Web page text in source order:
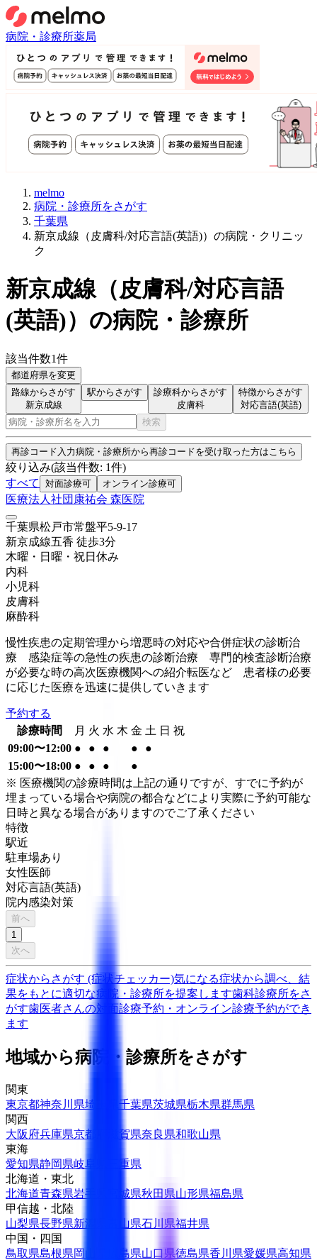
病院・診療所薬局
melmo
病院・診療所をさがす
千葉県
新京成線（皮膚科/対応言語(英語)）の病院・クリニッ
ク
新京成線（皮膚科/対応言語
(英語)） の病院・診療所
該当件数1件
都道府県を変更
路線からさがす
新京成線
駅からさがす
診療科からさがす
皮膚科
特徴からさがす
対応言語(英語)
検索
再診コード入力病院・診療所から再診コードを受け取った方はこちら
絞り込み(該当件数: 1件)
すべて
対面診療可 オンライン診療可
医療法人社団康祐会 森医院
千葉県松戸市常盤平5-9-17
新京成線五香 徒歩3分
木曜・日曜・祝日 休み
内科
小児科
皮膚科
麻酔科
慢性疾患の定期管理から増悪時の対応や合併症状の診断治
療 感染症等の急性の疾患の診断治療 専門的検査診断治療
が必要な時の高次医療機関への紹介転医など 患者様の必要
に応じた医療を迅速に提供していきます
予約する
診療時間
月 火 水 木 金 土 日 祝
09:00〜12:00 ● ● ● ●
●
15:00〜18:00 ● ● ●
●
※ 医療機関の診療時間は上記の通りですが、すでに予約が
埋まっている場合や病院の都合などにより実際に予約可能な
日時と異なる場合がありますのでご了承ください
特徴
駅近
駐車場あり
女性医師
対応言語(英語)
院内感染対策
前へ
1
次へ
症状からさがす (症状チェッカー)気になる症状から調べ、結
果をもとに適切な病院・診療所を提案します歯科診療所をさ
がす歯医者さんの対面診療予約・オンライン診療予約ができ
ます
地域から病院・診療所をさがす
関東
東京都神奈川県埼玉県 千葉県茨城県栃木県群馬県
関西
大阪府兵庫県京都府 滋賀県奈良県和歌山県
東海
愛知県静岡県岐阜県
三重県
北海道・東北
北海道青森県岩手県 宮城県秋田県山形県福島県
甲信越・北陸
山梨県長野県新潟県 富山県石川県福井県
中国・四国
鳥取県島根県岡山県 広島県山口県徳島県香川県愛媛県高知県